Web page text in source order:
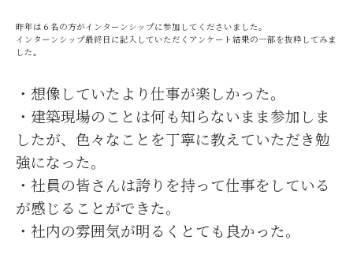
昨年は６名の方がインターンシップに参加してくださいました。
インターンシップ最終日に記入していただくアンケート結果の一部を抜粋してみま
した。
・想像していたより仕事が楽しかった。
・建築現場のことは何も知らないまま参加しま
したが、色々なことを丁寧に教えていただき勉
強になった。
・社員の皆さんは誇りを持って仕事をしている
が感じることができた。
・社内の雰囲気が明るくとても良かった。